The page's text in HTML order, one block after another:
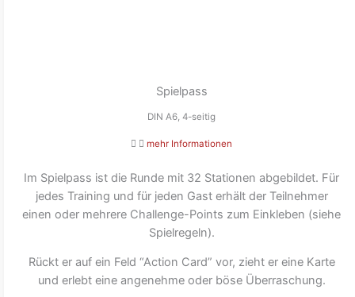
Spielpass
DIN A6, 4-seitig
mehr Informationen
Im Spielpass ist die Runde mit 32 Stationen abgebildet. Für
jedes Training und für jeden Gast erhält der Teilnehmer
einen oder mehrere Challenge-Points zum Einkleben (siehe
Spielregeln).
Rückt er auf ein Feld “Action Card” vor, zieht er eine Karte
und erlebt eine angenehme oder böse Überraschung.